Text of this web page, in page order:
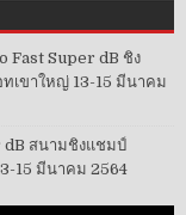
Fast Super dB ชิง
เขาใหญ่ 13-15 มีนาคม
dB สนามชิงแชมป์
15 มีนาคม 2564